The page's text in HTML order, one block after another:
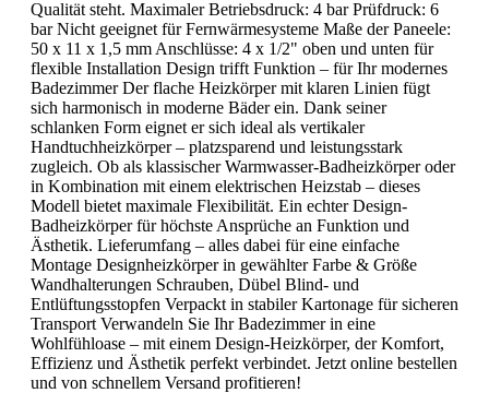
Qualität steht. Maximaler Betriebsdruck: 4 bar Prüfdruck: 6
bar Nicht geeignet für Fernwärmesysteme Maße der Paneele:
50 x 11 x 1,5 mm Anschlüsse: 4 x 1/2" oben und unten für
flexible Installation Design trifft Funktion – für Ihr modernes
Badezimmer Der flache Heizkörper mit klaren Linien fügt
sich harmonisch in moderne Bäder ein. Dank seiner
schlanken Form eignet er sich ideal als vertikaler
Handtuchheizkörper – platzsparend und leistungsstark
zugleich. Ob als klassischer Warmwasser-Badheizkörper oder
in Kombination mit einem elektrischen Heizstab – dieses
Modell bietet maximale Flexibilität. Ein echter Design-
Badheizkörper für höchste Ansprüche an Funktion und
Ästhetik. Lieferumfang – alles dabei für eine einfache
Montage Designheizkörper in gewählter Farbe & Größe
Wandhalterungen Schrauben, Dübel Blind- und
Entlüftungsstopfen Verpackt in stabiler Kartonage für sicheren
Transport Verwandeln Sie Ihr Badezimmer in eine
Wohlfühloase – mit einem Design-Heizkörper, der Komfort,
Effizienz und Ästhetik perfekt verbindet. Jetzt online bestellen
und von schnellem Versand profitieren!